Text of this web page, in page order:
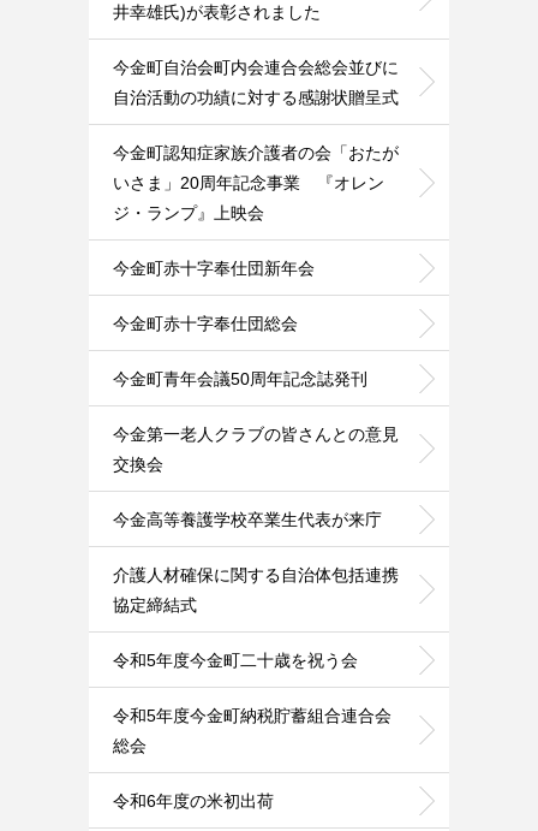
井幸雄氏)が表彰されました
今金町自治会町内会連合会総会並びに
自治活動の功績に対する感謝状贈呈式
今金町認知症家族介護者の会「おたが
いさま」20周年記念事業 『オレン
ジ・ランプ』上映会
今金町赤十字奉仕団新年会
今金町赤十字奉仕団総会
今金町青年会議50周年記念誌発刊
今金第一老人クラブの皆さんとの意見
交換会
今金高等養護学校卒業生代表が来庁
介護人材確保に関する自治体包括連携
協定締結式
令和5年度今金町二十歳を祝う会
令和5年度今金町納税貯蓄組合連合会
総会
令和6年度の米初出荷